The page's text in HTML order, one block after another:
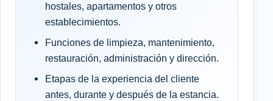
hostales, apartamentos y otros
establecimientos.
Funciones de limpieza, mantenimiento,
restauración, administración y dirección.
Etapas de la experiencia del cliente
antes, durante y después de la estancia.